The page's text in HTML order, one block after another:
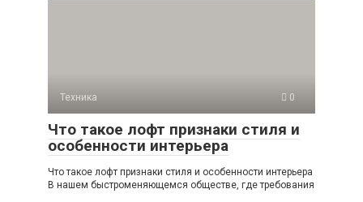
Техника 0
Что такое лофт признаки стиля и
особенности интерьера
Что такое лофт признаки стиля и особенности интерьера
В нашем быстроменяющемся обществе, где требования